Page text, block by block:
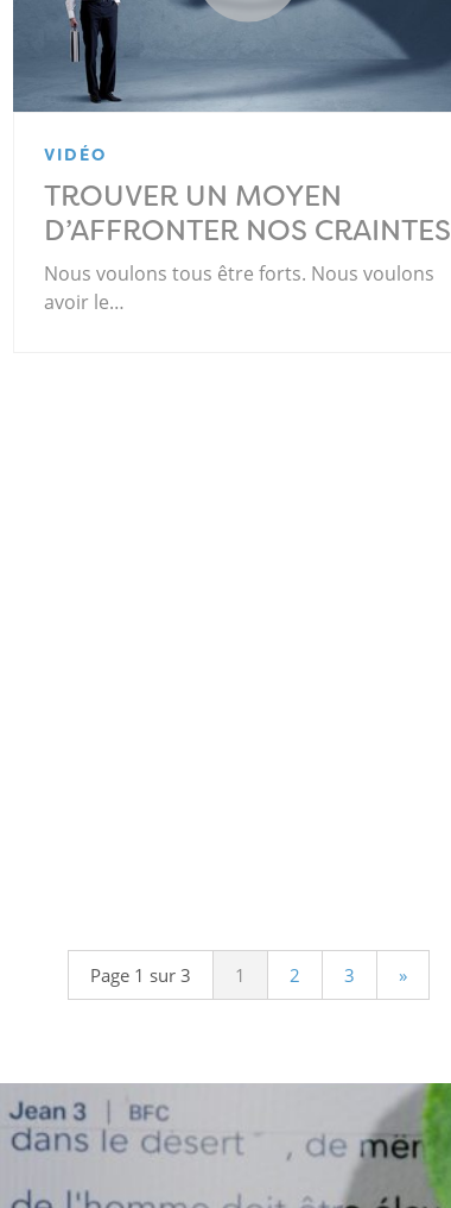
VIDÉO
TROUVER UN MOYEN
D’AFFRONTER NOS CRAINTES
Nous voulons tous être forts. Nous voulons
avoir le…
Page 1 sur 3 1 2 3 »